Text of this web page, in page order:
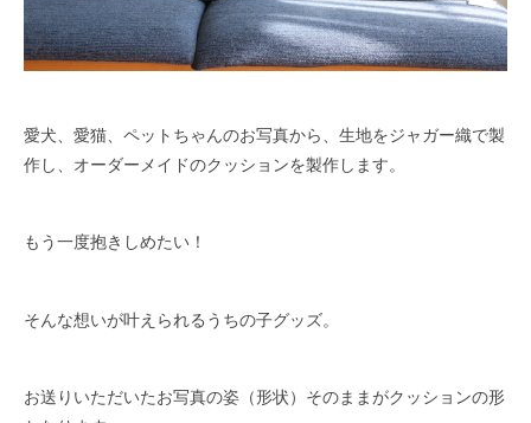
愛犬、愛猫、ペットちゃんのお写真から、生地をジャガー織で製
作し、オーダーメイドのクッションを製作します。
もう一度抱きしめたい！
そんな想いが叶えられるうちの子グッズ。
お送りいただいたお写真の姿（形状）そのままがクッションの形